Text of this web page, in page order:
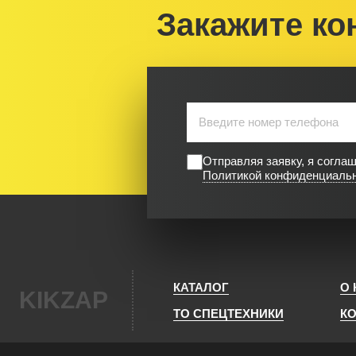
Закажите
Отправляя заявку, я
Политикой
KIKZAP КАТАЛОГ
О
ТО СПЕЦТЕХНИКИ